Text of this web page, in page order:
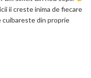
ii creste inima de fiecare
cuibareste din proprie